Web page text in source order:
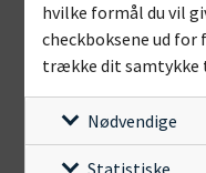
hvilke formål du vil
checkboksene ud
trække dit samtykke
Nødvendige
Statistiske